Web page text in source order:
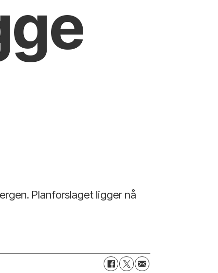
Planforslaget ligger nå